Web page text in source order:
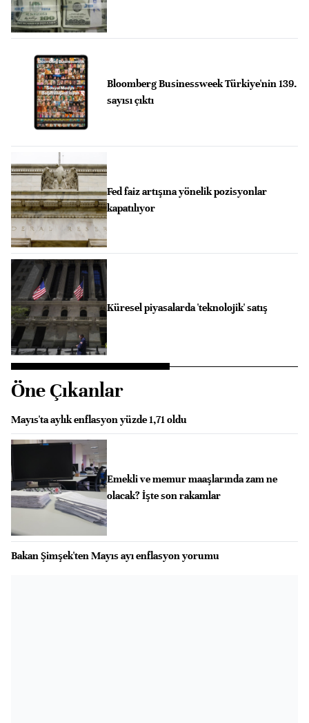
Bloomberg Businessweek Türkiye'nin 139.
sayısı çıktı
Fed faiz artışına yönelik pozisyonlar
kapatılıyor
Küresel piyasalarda 'teknolojik' satış
Öne Çıkanlar
Mayıs'ta aylık enflasyon yüzde 1,71 oldu
Emekli ve memur maaşlarında zam ne
olacak? İşte son rakamlar
Bakan Şimşek'ten Mayıs ayı enflasyon yorumu